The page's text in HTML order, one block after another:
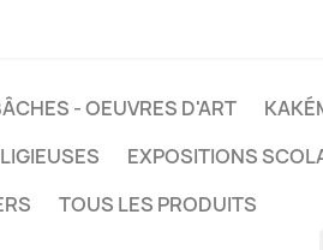
- OEUVRES D'ART
EXPOSITIONS
TOUS LES PRODUITS